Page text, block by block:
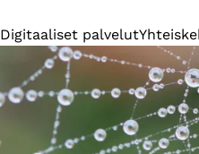
Digitaaliset palvelut